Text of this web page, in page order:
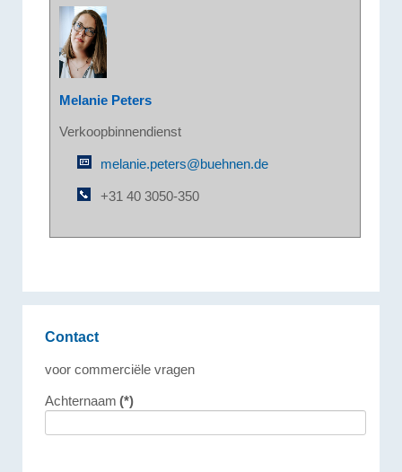
Melanie Peters
Verkoopbinnendienst
melanie.peters@buehnen.de
+31 40 3050-350
Contact
voor commerciële vragen
Achternaam (*)